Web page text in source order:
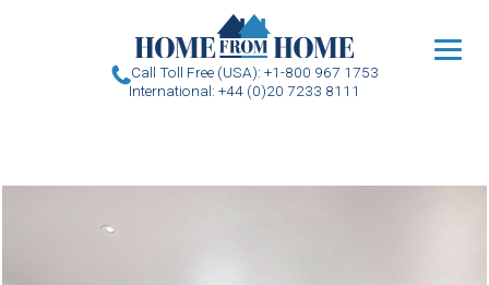
Call Toll Free (USA): +1-800 967 1753
International: +44 (0)20 7233 8111